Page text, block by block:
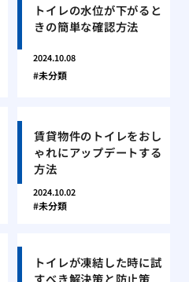
トイレの水位が下がると
きの簡単な確認方法
2024.10.08
未分類
賃貸物件のトイレをおし
ゃれにアップデートする
方法
2024.10.02
未分類
トイレが凍結した時に試
すべき解決策と防止策